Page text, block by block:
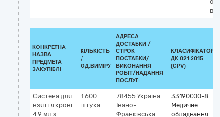
КОНКРЕТНА
НАЗВА
ПРЕДМЕТА
ЗАКУПІВЛІ
КІЛЬКІСТЬ
/
ОД.ВИМІРУ
АДРЕСА
ДОСТАВКИ /
СТРОК
ПОСТАВКИ/
ВИКОНАННЯ
РОБІТ/НАДАННЯ
ПОСЛУГ:
КЛАСИФІКАТОР
ДК 021:2015
(CPV)
Система для
взяття крові
4.9 мл з
1 600
штука
78455 Україна
Івано-
Франківська
33190000-8
Медичне
обладнання